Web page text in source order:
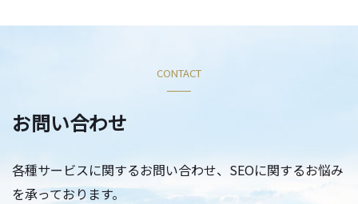
CONTACT
お問い合わせ
各種サービスに関するお問い合わせ、SEOに関するお悩み
を承っております。